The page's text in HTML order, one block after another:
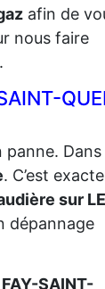
afin de
nous faire
.
Dans
. C’est
sur
dépannage
FAY-SAINT-